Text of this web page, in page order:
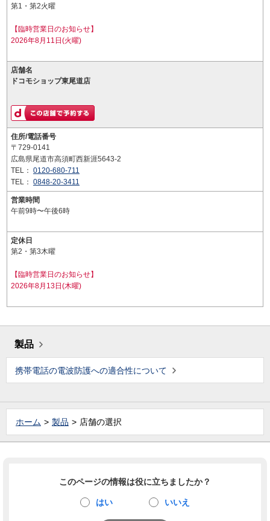
第1・第2火曜
【臨時営業日のお知らせ】
2026年8月11日(火曜)
店舗名
ドコモショップ東尾道店
住所/電話番号
〒729-0141
広島県尾道市高須町西新涯5643-2
TEL： 0120-680-711
TEL： 0848-20-3411
営業時間
午前9時〜午後6時
定休日
第2・第3木曜
【臨時営業日のお知らせ】
2026年8月13日(木曜)
製品
携帯電話の電波防護への適合性について
ホーム 製品 店舗の選択
このページの情報は役に立ちましたか？
はい いいえ